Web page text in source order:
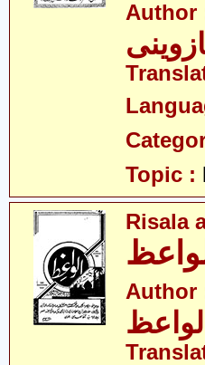
Author
Topic :
Risala
Author